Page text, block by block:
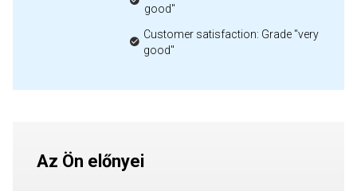
good"
Customer satisfaction: Grade "very
good"
Az Ön előnyei